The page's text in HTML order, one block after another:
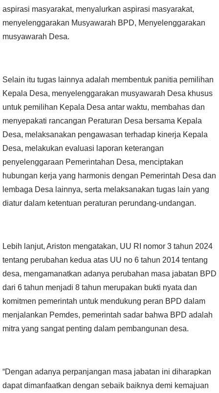
aspirasi masyarakat, menyalurkan aspirasi masyarakat,
menyelenggarakan Musyawarah BPD, Menyelenggarakan
musyawarah Desa.
Selain itu tugas lainnya adalah membentuk panitia pemilihan
Kepala Desa, menyelenggarakan musyawarah Desa khusus
untuk pemilihan Kepala Desa antar waktu, membahas dan
menyepakati rancangan Peraturan Desa bersama Kepala
Desa, melaksanakan pengawasan terhadap kinerja Kepala
Desa, melakukan evaluasi laporan keterangan
penyelenggaraan Pemerintahan Desa, menciptakan
hubungan kerja yang harmonis dengan Pemerintah Desa dan
lembaga Desa lainnya, serta melaksanakan tugas lain yang
diatur dalam ketentuan peraturan perundang-undangan.
Lebih lanjut, Ariston mengatakan, UU RI nomor 3 tahun 2024
tentang perubahan kedua atas UU no 6 tahun 2014 tentang
desa, mengamanatkan adanya perubahan masa jabatan BPD
dari 6 tahun menjadi 8 tahun merupakan bukti nyata dan
komitmen pemerintah untuk mendukung peran BPD dalam
menjalankan Pemdes, pemerintah sadar bahwa BPD adalah
mitra yang sangat penting dalam pembangunan desa.
“Dengan adanya perpanjangan masa jabatan ini diharapkan
dapat dimanfaatkan dengan sebaik baiknya demi kemajuan